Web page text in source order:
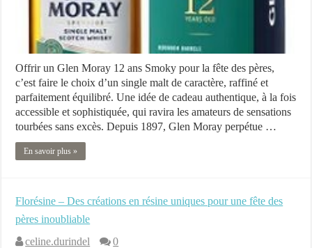
Offrir un Glen Moray 12 ans Smoky pour la fête des pères,
c’est faire le choix d’un single malt de caractère, raffiné et
parfaitement équilibré. Une idée de cadeau authentique, à la fois
accessible et sophistiquée, qui ravira les amateurs de sensations
tourbées sans excès. Depuis 1897, Glen Moray perpétue …
En savoir plus »
Florésine – Des créations en résine uniques pour une fête des
pères inoubliable
celine.durindel
0